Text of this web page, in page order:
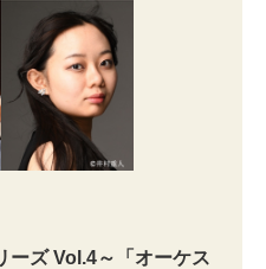
ーズ Vol.4～「オーケス